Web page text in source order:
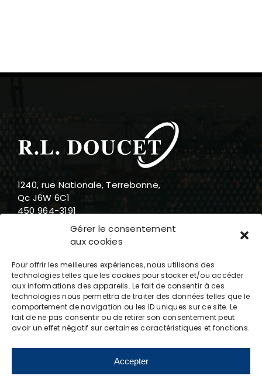
Gérer le consentement
aux cookies
Pour offrir les meilleures expériences, nous utilisons des
technologies telles que les cookies pour stocker et/ou accéder
aux informations des appareils. Le fait de consentir à ces
technologies nous permettra de traiter des données telles que le
comportement de navigation ou les ID uniques sur ce site. Le
fait de ne pas consentir ou de retirer son consentement peut
avoir un effet négatif sur certaines caractéristiques et fonctions.
Accepter
1240, rue Nationale, Terrebonne,
Qc J6W 6C1
450 964-3191
888 919-3191
info@rldoucet.qc.ca
Heures d’ouverture
Lundi : 8h-17h